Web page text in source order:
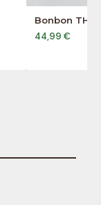
Bonbon THC
44,99 €